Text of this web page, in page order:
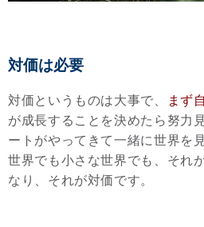
対価は必要
対価というものは大事で、 まず
が成長することを決めたら努力
ートがやってきて一緒に世界を
世界でも小さな世界でも、それ
なり、それが対価です。